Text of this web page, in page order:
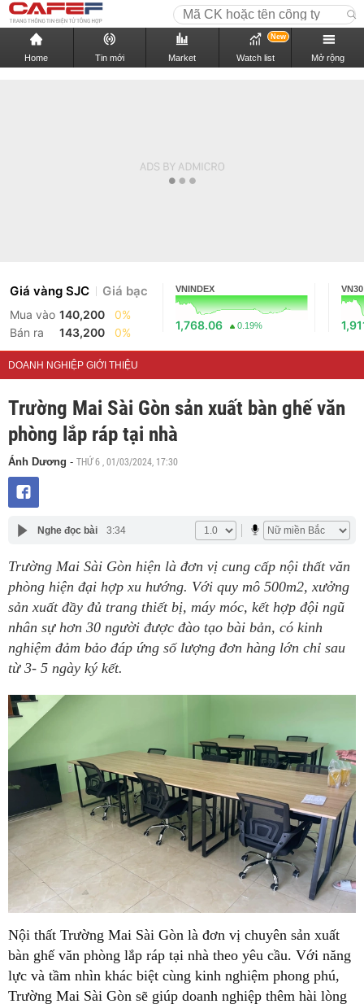
Home Tin mới Market Watch list
New
Mở rộng
Giá vàng SJC Giá bạc
Mua vào 140,200
0%
Bán ra
143,200 0%
VNINDEX
1,768.06 0.19%
VN30
DOANH NGHIỆP GIỚI THIỆU
Trường Mai Sài Gòn sản xuất bàn ghế văn
phòng lắp ráp tại nhà
Ánh Dương - THỨ 6 , 01/03/2024, 17:30
Nghe đọc bài 3:34
Trường Mai Sài Gòn hiện là đơn vị cung cấp nội thất văn
phòng hiện đại hợp xu hướng. Với quy mô 500m2, xưởng
sản xuất đầy đủ trang thiết bị, máy móc, kết hợp đội ngũ
nhân sự hơn 30 người được đào tạo bài bản, có kinh
nghiệm đảm bảo đáp ứng số lượng đơn hàng lớn chỉ sau
từ 3- 5 ngày ký kết.
Nội thất Trường Mai Sài Gòn là đơn vị chuyên sản xuất
bàn ghế văn phòng lắp ráp tại nhà theo yêu cầu. Với năng
lực và tầm nhìn khác biệt cùng kinh nghiệm phong phú,
Trường Mai Sài Gòn sẽ giúp doanh nghiệp thêm hài lòng